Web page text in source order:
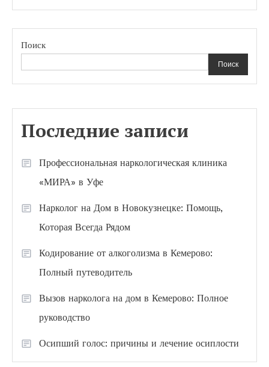
Поиск
Поиск
Последние записи
Профессиональная наркологическая клиника
«МИРА» в Уфе
Нарколог на Дом в Новокузнецке: Помощь,
Которая Всегда Рядом
Кодирование от алкоголизма в Кемерово:
Полный путеводитель
Вызов нарколога на дом в Кемерово: Полное
руководство
Осипший голос: причины и лечение осиплости